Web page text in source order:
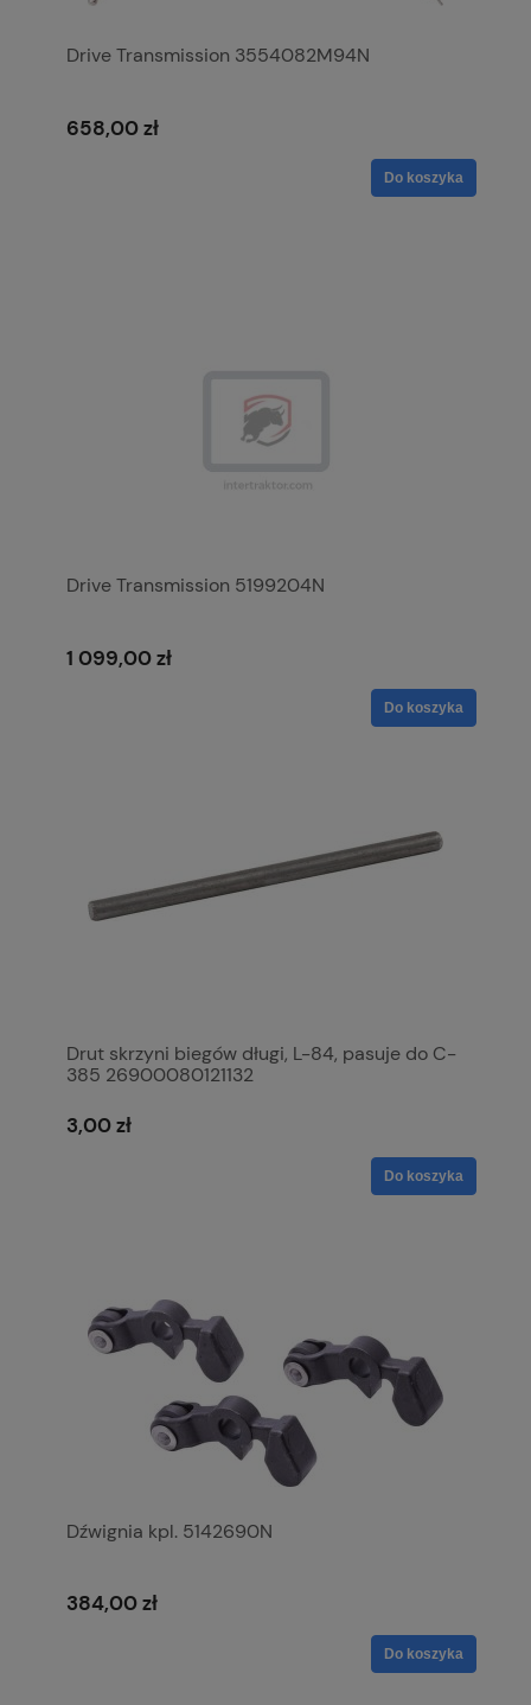
Drive Transmission 3554082M94N
658,00 zł
Do koszyka
Drive Transmission 5199204N
1 099,00 zł
Do koszyka
Drut skrzyni biegów długi, L-84, pasuje do C-
385 26900080121132
3,00 zł
Do koszyka
Dźwignia kpl. 5142690N
384,00 zł
Do koszyka